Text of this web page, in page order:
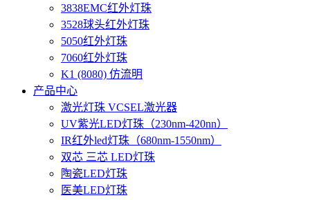
3838EMC红外灯珠
3528球头红外灯珠
5050红外灯珠
7060红外灯珠
K1 (8080) 仿流明
产品中心
激光灯珠 VCSEL激光器
UV紫光LED灯珠（230nm-420nn）
IR红外led灯珠（680nm-1550nm）
双芯 三芯 LED灯珠
陶瓷LED灯珠
医美LED灯珠